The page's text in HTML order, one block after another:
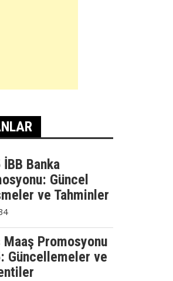
Banka
Güncel
ve Tahminler
Maaş Promosyonu
Güncellemeler ve